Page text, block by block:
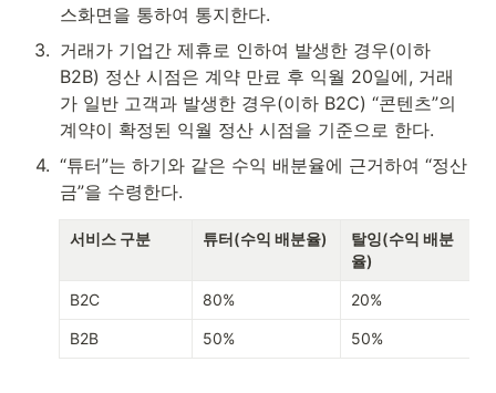
스화면을 통하여 통지한다.
3. 거래가 기업간 제휴로 인하여 발생한 경우(이하
B2B) 정산 시점은 계약 만료 후 익월 20일에, 거래
가 일반 고객과 발생한 경우(이하 B2C) “콘텐츠”의
계약이 확정된 익월 정산 시점을 기준으로 한다.
4. “튜터”는 하기와 같은 수익 배분율에 근거하여 “정산
금”을 수령한다.
서비스 구분 튜터(수익 배분율)
탈잉(수익 배분
율)
B2C 80% 20%
B2B 50% 50%